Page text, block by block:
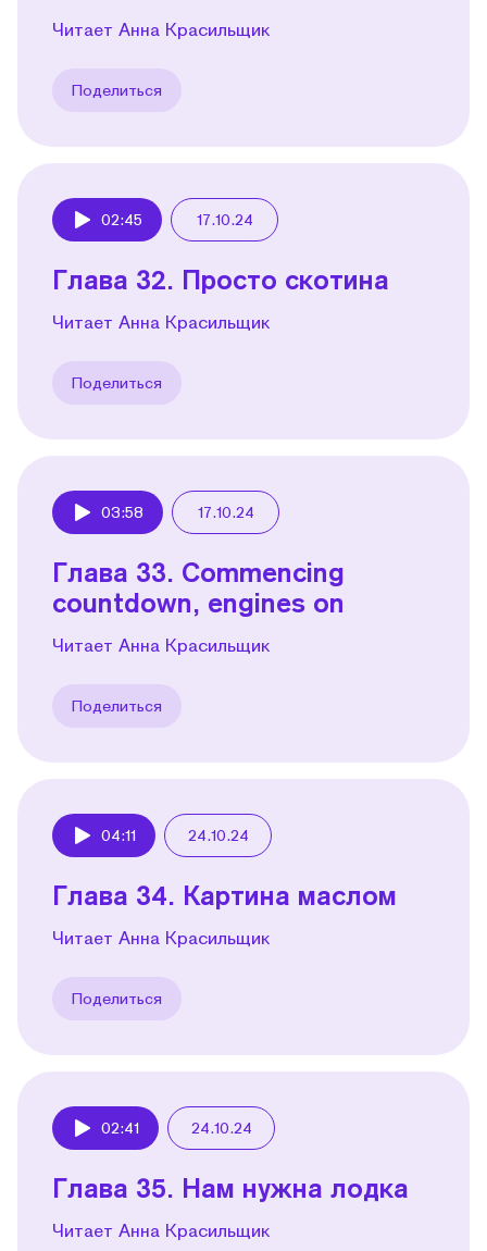
Читает Анна Красильщик
Поделиться
02:45 17.10.24
Глава 32. Просто скотина
Читает Анна Красильщик
Поделиться
03:58 17.10.24
Глава 33. Commencing
countdown, engines on
Читает Анна Красильщик
Поделиться
04:11 24.10.24
Глава 34. Картина маслом
Читает Анна Красильщик
Поделиться
02:41 24.10.24
Глава 35. Нам нужна лодка
Читает Анна Красильщик